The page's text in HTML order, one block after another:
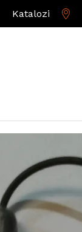
Katalozi